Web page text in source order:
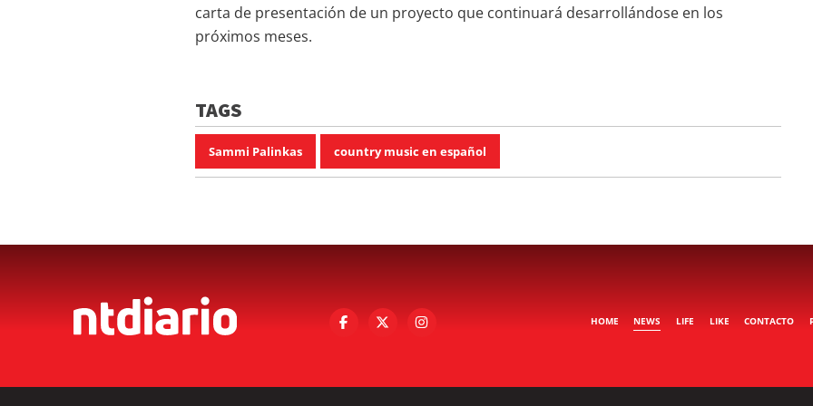
carta de presentación de un proyecto que continuará desarrollándose en los
próximos meses.
TAGS
Sammi Palinkas country music en español
HOME NEWS LIFE LIKE CONTACTO